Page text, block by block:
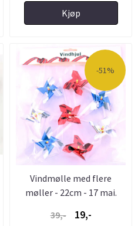
Kjøp
-51%
Vindmølle med flere
møller - 22cm - 17 mai.
39,-
19,-